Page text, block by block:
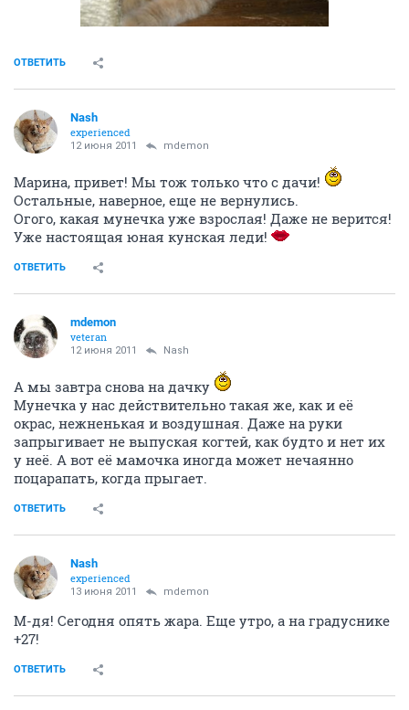
ОТВЕТИТЬ
Nash
experienced
12 июня 2011 mdemon
Марина, привет! Мы тож только что с дачи!
Остальные, наверное, еще не вернулись.
Огого, какая мунечка уже взрослая! Даже не верится!
Уже настоящая юная кунская леди!
ОТВЕТИТЬ
mdemon
veteran
12 июня 2011 Nash
А мы завтра снова на дачку
Мунечка у нас действительно такая же, как и её
окрас, нежненькая и воздушная. Даже на руки
запрыгивает не выпуская когтей, как будто и нет их
у неё. А вот её мамочка иногда может нечаянно
поцарапать, когда прыгает.
ОТВЕТИТЬ
Nash
experienced
13 июня 2011 mdemon
М-дя! Сегодня опять жара. Еще утро, а на градуснике
+27!
ОТВЕТИТЬ